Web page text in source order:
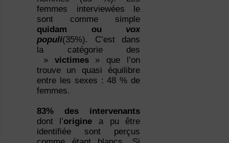
femmes interviewées le
sont comme simple
quidam ou vox
populi(35%). C’est dans
la catégorie des
» victimes» que l’on
trouve un quasi équilibre
entre les sexes : 48 % de
femmes.
83% des intervenants
dont l’origine a pu être
identifiée sont perçus